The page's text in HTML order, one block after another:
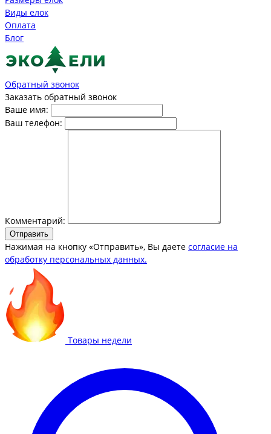
Виды елок
Оплата
Блог
Обратный звонок
Заказать обратный звонок
Ваше имя:
Ваш телефон:
Комментарий:
Отправить
Нажимая на кнопку «Отправить», Вы даете согласие на
обработку персональных данных.
Товары недели